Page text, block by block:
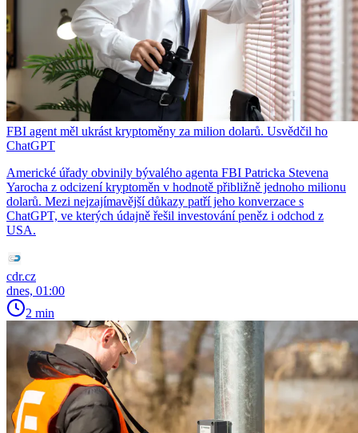
FBI agent měl ukrást kryptoměny za milion dolarů. Usvědčil ho
ChatGPT
Americké úřady obvinily bývalého agenta FBI Patricka Stevena
Yarocha z odcizení kryptoměn v hodnotě přibližně jednoho milionu
dolarů. Mezi nejzajímavější důkazy patří jeho konverzace s
ChatGPT, ve kterých údajně řešil investování peněz i odchod z
USA.
cdr.cz
dnes, 01:00
2 min